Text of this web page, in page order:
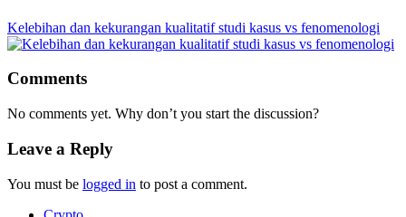
Kelebihan dan kekurangan kualitatif studi kasus vs fenomenologi
Comments
No comments yet. Why don’t you start the discussion?
Leave a Reply
You must be logged in to post a comment.